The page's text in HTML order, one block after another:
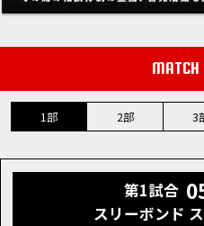
MATCH
1部 2部 3
第1試合
スリーボンド